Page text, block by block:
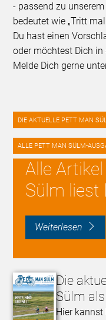
- passend zu
bedeutet wie „Tritt
Du hast einen
oder möchtest Dich
Melde Dich gerne
DIE AKTUELLE PETT MAN
ALLE PETT MAN SÜLM-
Alle
Sülm liest
weiterlesen
Die
Sülm
Hier